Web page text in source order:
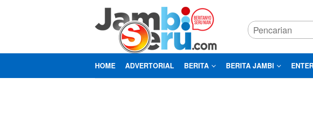
HOME ADVERTORIAL BERITA BERITA JAMBI